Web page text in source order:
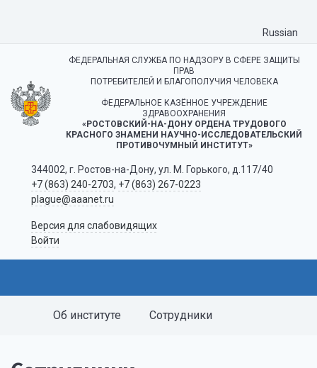
Russian
ФЕДЕРАЛЬНАЯ СЛУЖБА ПО НАДЗОРУ В СФЕРЕ ЗАЩИТЫ
ПРАВ
ПОТРЕБИТЕЛЕЙ И БЛАГОПОЛУЧИЯ ЧЕЛОВЕКА
ФЕДЕРАЛЬНОЕ КАЗЁННОЕ УЧРЕЖДЕНИЕ
ЗДРАВООХРАНЕНИЯ
«РОСТОВСКИЙ-НА-ДОНУ ОРДЕНА ТРУДОВОГО
КРАСНОГО ЗНАМЕНИ НАУЧНО-ИССЛЕДОВАТЕЛЬСКИЙ
ПРОТИВОЧУМНЫЙ ИНСТИТУТ»
344002, г. Ростов-на-Дону, ул. М. Горького, д.117/40
+7 (863) 240-2703, +7 (863) 267-0223
plague@aaanet.ru
Версия для слабовидящих
Войти
Об институте Сотрудники